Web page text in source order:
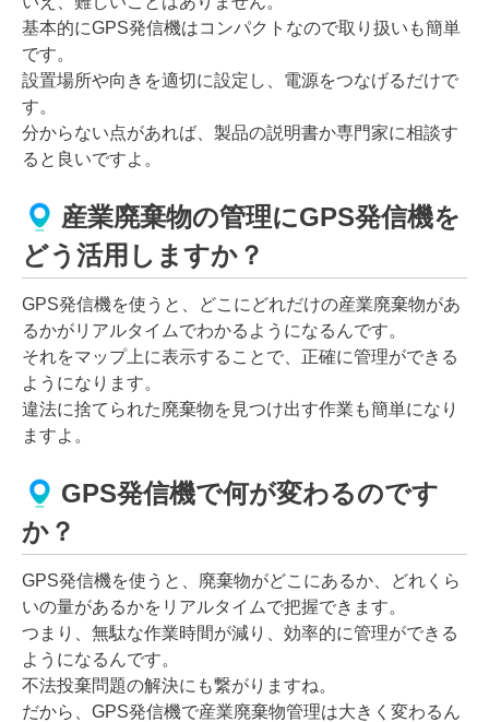
基本的にGPS発信機はコンパクトなので取り扱いも簡単
です。
設置場所や向きを適切に設定し、電源をつなげるだけで
す。
分からない点があれば、製品の説明書か専門家に相談す
ると良いですよ。
産業廃棄物の管理にGPS発信機を
どう活用しますか？
GPS発信機を使うと、どこにどれだけの産業廃棄物があ
るかがリアルタイムでわかるようになるんです。
それをマップ上に表示することで、正確に管理ができる
ようになります。
違法に捨てられた廃棄物を見つけ出す作業も簡単になり
ますよ。
GPS発信機で何が変わるのです
か？
GPS発信機を使うと、廃棄物がどこにあるか、どれくら
いの量があるかをリアルタイムで把握できます。
つまり、無駄な作業時間が減り、効率的に管理ができる
ようになるんです。
不法投棄問題の解決にも繋がりますね。
だから、GPS発信機で産業廃棄物管理は大きく変わるん